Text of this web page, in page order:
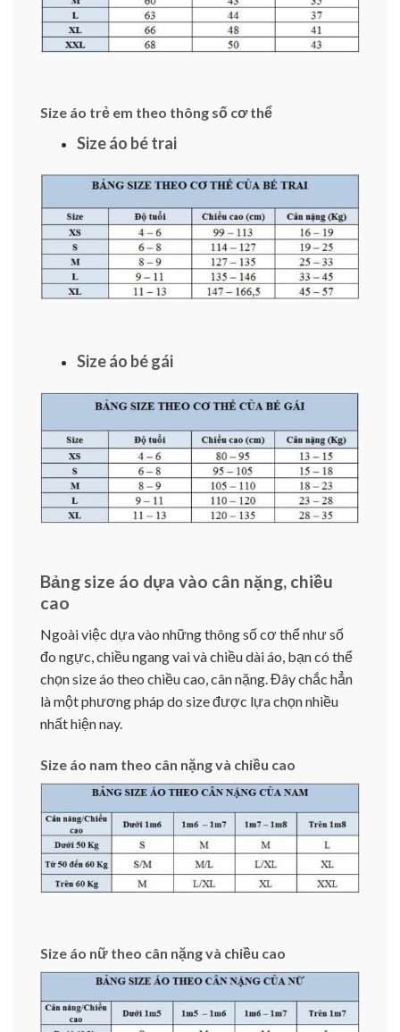
Size áo trẻ em theo thông số cơ thể
Size áo bé trai
Size áo bé gái
Bảng size áo dựa vào cân nặng, chiều
cao
Ngoài việc dựa vào những thông số cơ thể như số
đo ngực, chiều ngang vai và chiều dài áo, bạn có thể
chọn size áo theo chiều cao, cân nặng. Đây chắc hẳn
là một phương pháp do size được lựa chọn nhiều
nhất hiện nay.
Size áo nam theo cân nặng và chiều cao
Size áo nữ theo cân nặng và chiều cao